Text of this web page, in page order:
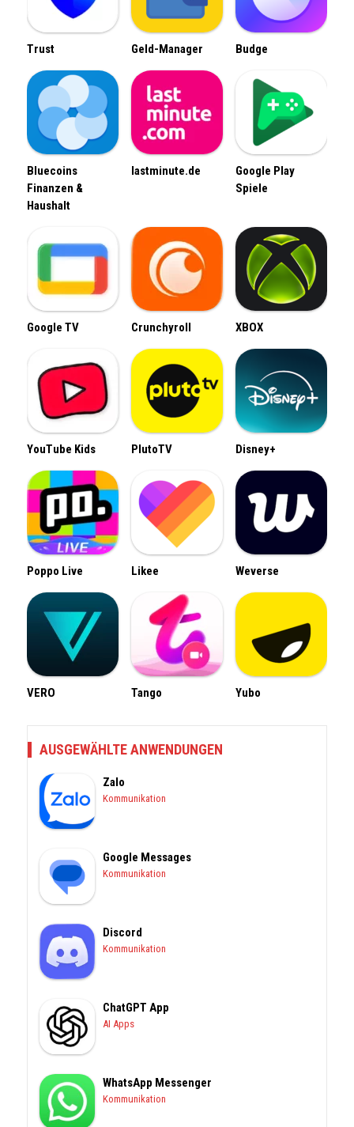
Trust Geld-Manager Budge
Bluecoins
Finanzen &
Haushalt
lastminute.de
Google Play
Spiele
Google TV Crunchyroll XBOX
YouTube Kids PlutoTV Disney+
Poppo Live Likee Weverse
VERO Tango Yubo
AUSGEWÄHLTE ANWENDUNGEN
Zalo
Kommunikation
Google Messages
Kommunikation
Discord
Kommunikation
ChatGPT App
AI Apps
WhatsApp Messenger
Kommunikation